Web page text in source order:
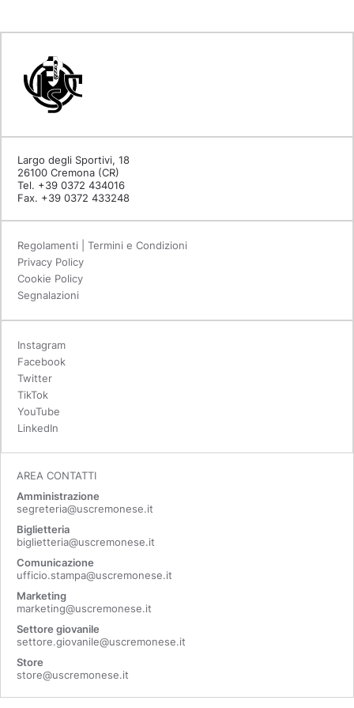
Largo degli Sportivi, 18
26100 Cremona (CR)
Tel. +39 0372 434016
Fax. +39 0372 433248
Regolamenti | Termini e Condizioni
Privacy Policy
Cookie Policy
Segnalazioni
Instagram
Facebook
Twitter
TikTok
YouTube
LinkedIn
AREA CONTATTI
Amministrazione
segreteria@uscremonese.it
Biglietteria
biglietteria@uscremonese.it
Comunicazione
ufficio.stampa@uscremonese.it
Marketing
marketing@uscremonese.it
Settore giovanile
settore.giovanile@uscremonese.it
Store
store@uscremonese.it